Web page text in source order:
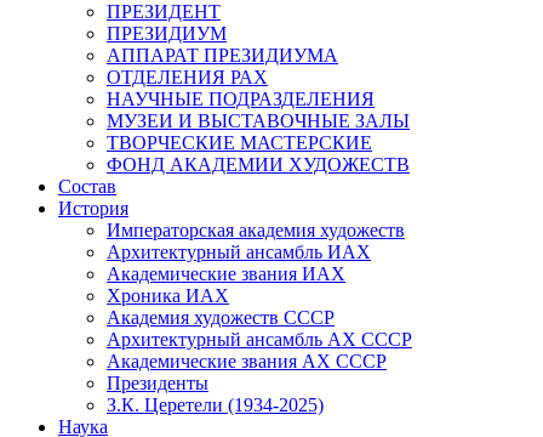
ПРЕЗИДЕНТ
ПРЕЗИДИУМ
АППАРАТ ПРЕЗИДИУМА
ОТДЕЛЕНИЯ РАХ
НАУЧНЫЕ ПОДРАЗДЕЛЕНИЯ
МУЗЕИ И ВЫСТАВОЧНЫЕ ЗАЛЫ
ТВОРЧЕСКИЕ МАСТЕРСКИЕ
ФОНД АКАДЕМИИ ХУДОЖЕСТВ
Состав
История
Императорская академия художеств
Архитектурный ансамбль ИАХ
Академические звания ИАХ
Хроника ИАХ
Академия художеств СССР
Архитектурный ансамбль АХ СССР
Академические звания АХ СССР
Президенты
З.К. Церетели (1934-2025)
Наука